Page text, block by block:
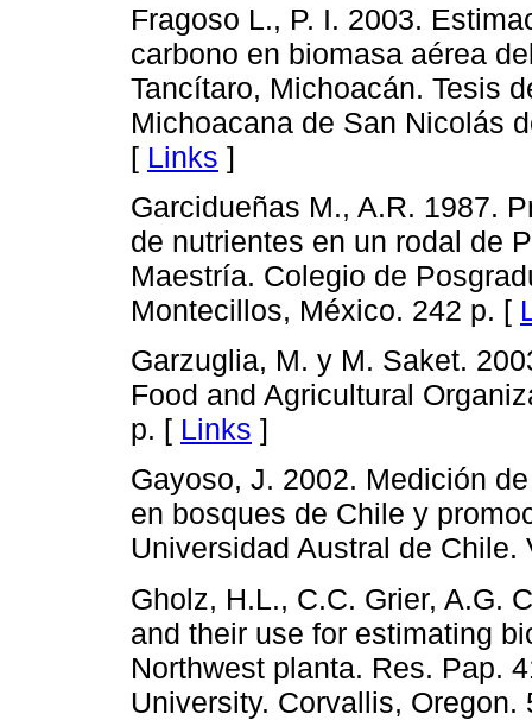
Fragoso L., P. I. 2003.
carbono en biomasa aérea
Tancítaro, Michoacán. Tesis
Michoacana de San Nicolás
[ Links ]
Garcidueñas M., A.R. 1987.
de nutrientes en un rodal de
Maestría. Colegio de
Montecillos, México. 242 p. [
Garzuglia, M. y M. Saket.
Food and Agricultural
p. [ Links ]
Gayoso, J. 2002. Medición
en bosques de Chile y
Universidad Austral de
Gholz, H.L., C.C. Grier, A.G.
and their use for estimating
Northwest planta. Res. Pap.
University. Corvallis,